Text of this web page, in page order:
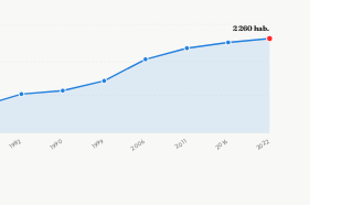
1982 1990 1999 2006 2011 2016 2022
2 260 hab.